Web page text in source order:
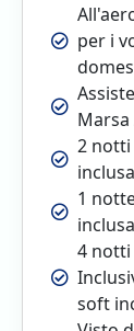
per i
Marsa
2 notti
1
4 notti
soft